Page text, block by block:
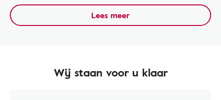
Lees meer
Wij staan voor u klaar